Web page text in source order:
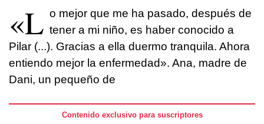
«L o mejor que me ha pasado, después de
tener a mi niño, es haber conocido a
Pilar (...). Gracias a ella duermo tranquila. Ahora
entiendo mejor la enfermedad». Ana, madre de
Dani, un pequeño de
Contenido exclusivo para suscriptores